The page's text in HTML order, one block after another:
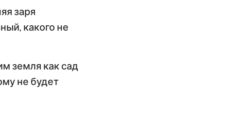
к
к
заря
какого не
земля как сад
не будет